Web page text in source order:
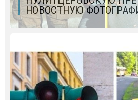
НОВОСТНУЮ